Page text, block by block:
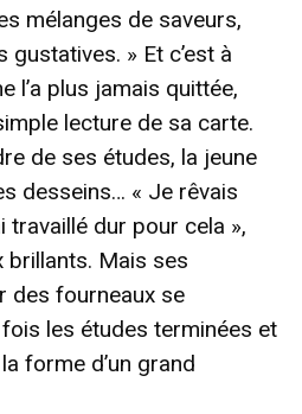
mélanges de saveurs,
» Et c’est à
l’a plus jamais quittée,
lecture de sa carte.
de ses études, la jeune
desseins… « Je rêvais
travaillé dur pour cela »,
brillants. Mais ses
des fourneaux se
les études terminées et
forme d’un grand